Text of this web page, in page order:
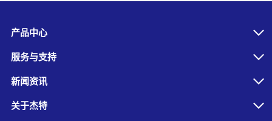
产品中心
服务与支持
新闻资讯
关于杰特